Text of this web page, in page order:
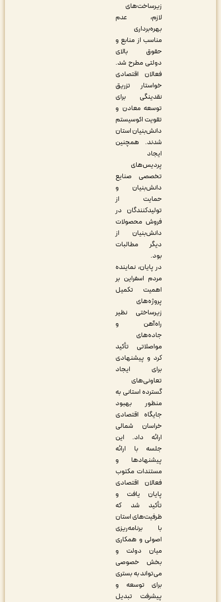
زیرساخت‌های
لازم، عدم
بهره‌برداری
مناسب از منابع و
حقوق بالای
دولتی مطرح شد.
فعالان اقتصادی
خواستار تزریق
نقدینگی برای
توسعه معادن و
تقویت اکوسیستم
دانش‌بنیان استان
شدند. همچنین
پردیس‌های
تخصصی صنایع
دانش‌بنیان و
حمایت از
تولیدکنندگان در
فروش محصولات
دانش‌بنیان از
دیگر مطالبات
در پایان، نماینده
مردم اسفراین بر
اهمیت تکمیل
پروژه‌های
زیرساختی نظیر
راه‌آهن و
جاده‌های
مواصلاتی تأکید
کرد و پیشنهادی
برای ایجاد
تعاونی‌های
گسترده استانی به
منظور بهبود
جایگاه اقتصادی
خراسان شمالی
ارائه داد. این
جلسه با ارائه
پیشنهادها و
مستندات مکتوب
فعالان اقتصادی
پایان یافت و
تأکید شد که
ظرفیت‌های استان
با برنامه‌ریزی
اصولی و همکاری
میان دولت و
بخش خصوصی
می‌تواند به بستری
برای توسعه و
پیشرفت تبدیل